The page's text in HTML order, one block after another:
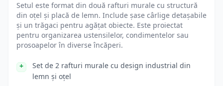
Setul este format din două rafturi murale cu structură
din oțel și placă de lemn. Include șase cârlige detașabile
și un trăgaci pentru agățat obiecte. Este proiectat
pentru organizarea ustensilelor, condimentelor sau
prosoapelor în diverse încăperi.
Set de 2 rafturi murale cu design industrial din
lemn și oțel